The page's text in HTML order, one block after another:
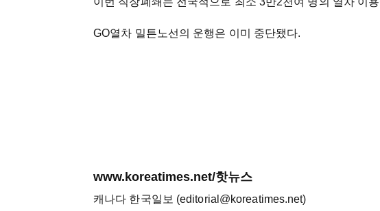
GO열차 밀튼노선의 운행은 이미 중단됐다.
www.koreatimes.net/핫뉴스
캐나다 한국일보 (editorial@koreatimes.net)